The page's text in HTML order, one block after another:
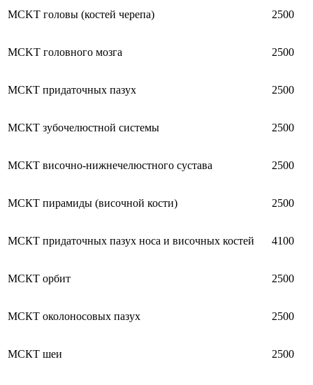
MCKT головы (костей черепа) 2500
MCKT головного мозга 2500
МСКТ придаточных пазух 2500
МСКТ зубочелюстной системы 2500
МСКТ височно-нижнечелюстного сустава 2500
МСКТ пирамиды (височной кости) 2500
МСКТ придаточных пазух носа и височных костей 4100
МСКТ орбит 2500
МСКТ околоносовых пазух 2500
МСКТ шеи 2500